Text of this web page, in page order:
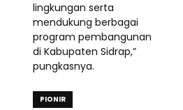
lingkungan serta
mendukung berbagai
program pembangunan
di Kabupaten Sidrap,”
pungkasnya.
PIONIR